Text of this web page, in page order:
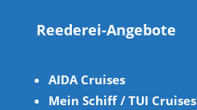
Reederei-Angebote
AIDA Cruises
Mein Schiff / TUI Cruises